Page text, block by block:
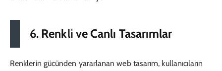
6. Renkli ve Canlı Tasarımlar
Renklerin gücünden yararlanan web tasarım, kullanıcıların